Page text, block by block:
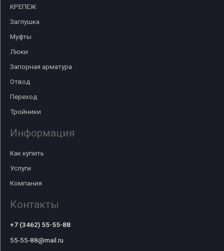
КРЕПЕЖ
Заглушка
Муфты
Люки
Запорная арматура
Отвод
Переход
Тройники
Информация
Как купить
Услуги
Компания
Контакты
+7 (3462) 55-55-88
55-55-88@mail.ru